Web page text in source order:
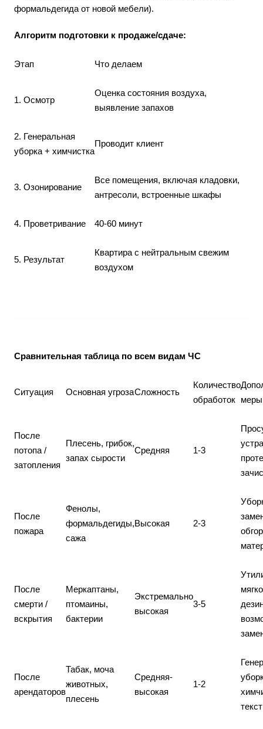
формальдегида от новой мебели).
Алгоритм подготовки к продаже/сдаче:
Этап Что делаем
1. Осмотр
Оценка состояния воздуха,
выявление запахов
2. Генеральная
уборка + химчистка
Проводит клиент
3. Озонирование
Все помещения, включая кладовки,
антресоли, встроенные шкафы
4. Проветривание 40-60 минут
5. Результат
Квартира с нейтральным свежим
воздухом
Сравнительная таблица по всем видам ЧС
Ситуация Основная угрозаСложность
Количество
обработок меры
После
потопа /
затопления
Плесень, грибок,
запах сырости
Средняя 1-3
После
пожара
Фенолы,
формальдегиды,
сажа
Высокая 2-3
После
смерти /
вскрытия
Меркаптаны,
птомаины,
бактерии
Экстремально
высокая
3-5
После
арендаторов
Табак, моча
животных,
плесень
Средняя-
высокая
1-2